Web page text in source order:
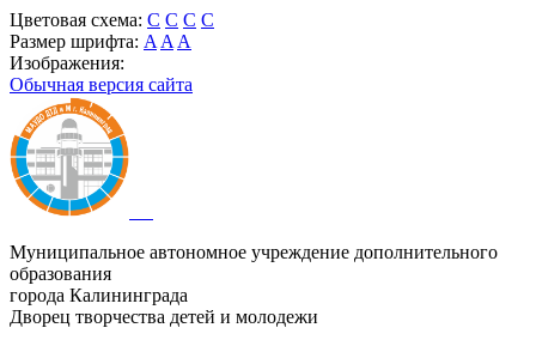
Цветовая схема: C C C C
Размер шрифта: A A A
Изображения:
Обычная версия сайта
Муниципальное автономное учреждение дополнительного
образования
города Калининграда
Дворец творчества детей и молодежи